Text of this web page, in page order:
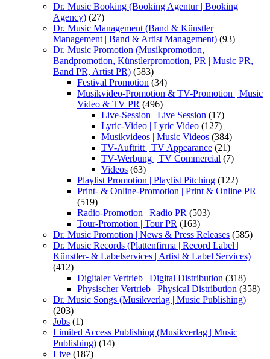
Dr. Music Booking (Booking Agentur | Booking
Agency) (27)
Dr. Music Management (Band & Künstler
Management | Band & Artist Management) (93)
Dr. Music Promotion (Musikpromotion,
Bandpromotion, Künstlerpromotion, PR | Music PR,
Band PR, Artist PR) (583)
Festival Promotion (34)
Musikvideo-Promotion & TV-Promotion | Music
Video & TV PR (496)
Live-Session | Live Session (17)
Lyric-Video | Lyric Video (127)
Musikvideos | Music Videos (384)
TV-Auftritt | TV Appearance (21)
TV-Werbung | TV Commercial (7)
Videos (63)
Playlist Promotion | Playlist Pitching (122)
Print- & Online-Promotion | Print & Online PR
(519)
Radio-Promotion | Radio PR (503)
Tour-Promotion | Tour PR (163)
Dr. Music Promotion | News & Press Releases (585)
Dr. Music Records (Plattenfirma | Record Label |
Künstler- & Labelservices | Artist & Label Services)
(412)
Digitaler Vertrieb | Digital Distribution (318)
Physischer Vertrieb | Physical Distribution (358)
Dr. Music Songs (Musikverlag | Music Publishing)
(203)
Jobs (1)
Limited Access Publishing (Musikverlag | Music
Publishing) (14)
Live (187)